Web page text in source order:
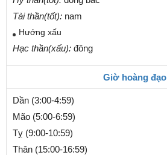
Tài thần(tốt): nam
Hướng xấu
Hạc thần(xấu): đông
Giờ hoàng đạo
Dần (3:00-4:59)
Mão (5:00-6:59)
Tỵ (9:00-10:59)
Thân (15:00-16:59)